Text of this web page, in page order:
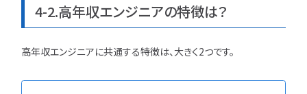
4-2.高年収エンジニアの特徴は？
高年収エンジニアに共通する特徴は、大きく2つです。